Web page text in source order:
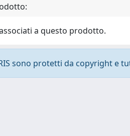
a questo prodotto.
sono protetti da copyright e